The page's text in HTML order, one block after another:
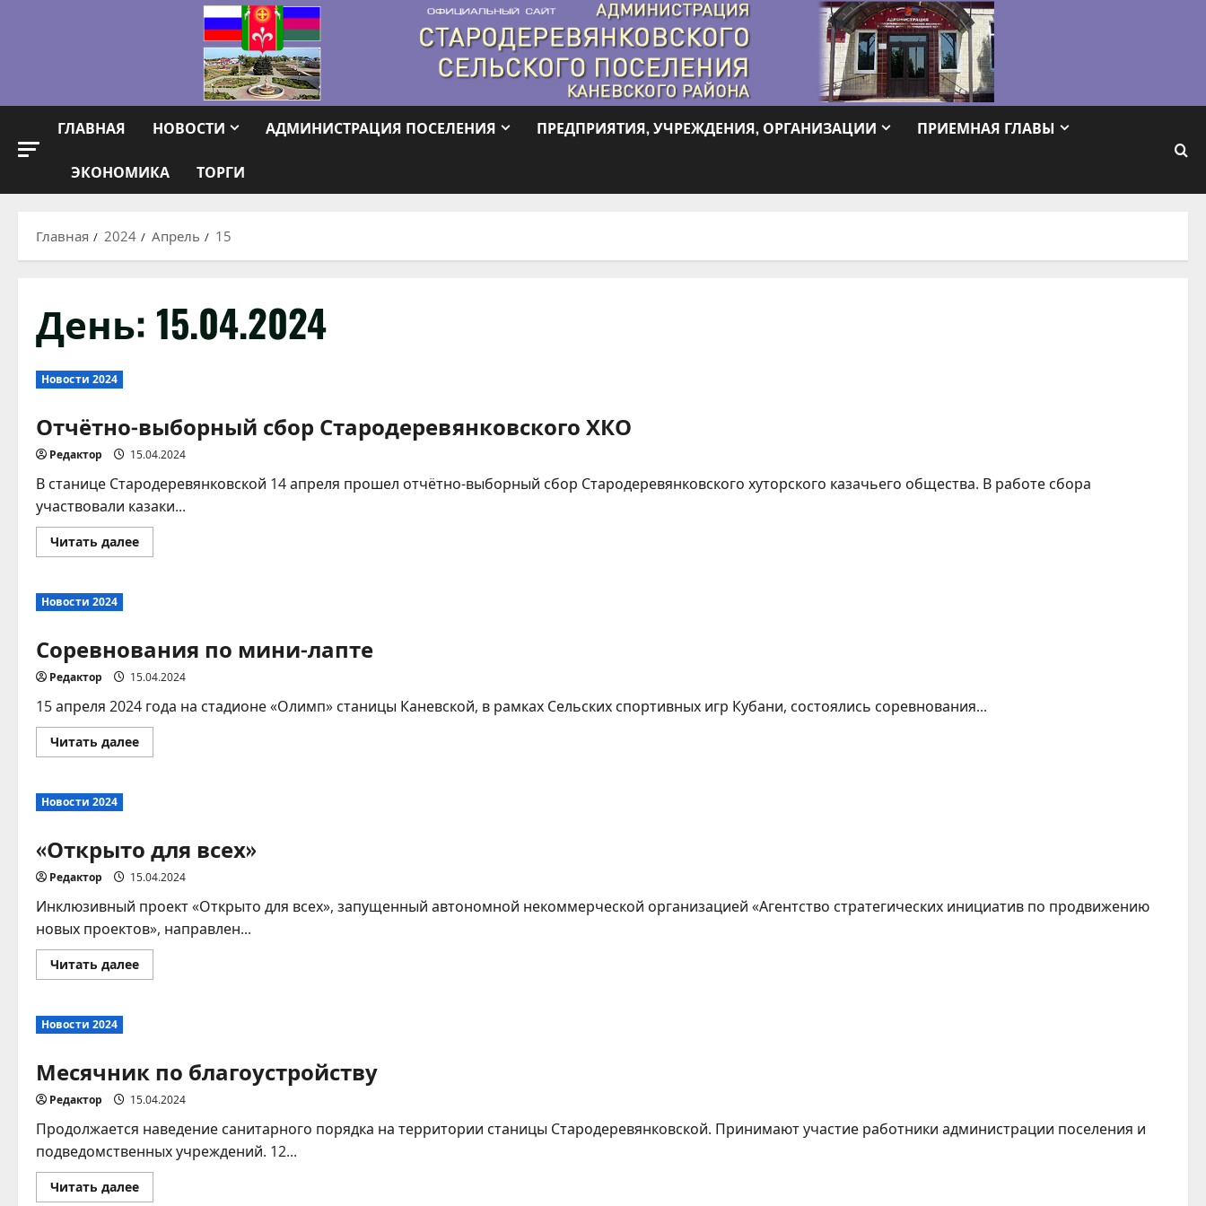
ГЛАВНАЯ НОВОСТИ АДМИНИСТРАЦИЯ ПОСЕЛЕНИЯ ПРЕДПРИЯТИЯ, УЧРЕЖДЕНИЯ, ОРГАНИЗАЦИИ ПРИЕМНАЯ ГЛАВЫ
ЭКОНОМИКА ТОРГИ
Главная 2024 Апрель 15
День: 15.04.2024
Новости 2024
Отчётно-выборный сбор Стародеревянковского ХКО
Редактор 15.04.2024
В станице Стародеревянковской 14 апреля прошел отчётно-выборный сбор Стародеревянковского хуторского казачьего общества. В работе сбора
участвовали казаки...
Читать далееПрочитать
больше
Новости 2024
Соревнования по мини-лапте
Редактор 15.04.2024
15 апреля 2024 года на стадионе «Олимп» станицы Каневской, в рамках Сельских спортивных игр Кубани, состоялись соревнования...
Читать далееПрочитать
больше
Новости 2024
«Открыто для всех»
Редактор 15.04.2024
Инклюзивный проект «Открыто для всех», запущенный автономной некоммерческой организацией «Агентство стратегических инициатив по продвижению
новых проектов», направлен...
Читать далееПрочитать
больше
Новости 2024
Месячник по благоустройству
Редактор 15.04.2024
Продолжается наведение санитарного порядка на территории станицы Стародеревянковской. Принимают участие работники администрации поселения и
подведомственных учреждений. 12...
Читать далееПрочитать
больше